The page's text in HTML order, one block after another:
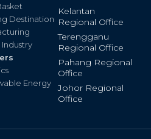
Destination
Energy
Kelantan
Regional Office
Terengganu
Regional Office
Pahang Regional
Office
Johor Regional
Office